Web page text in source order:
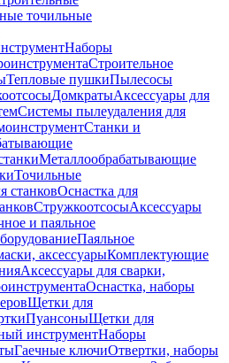
точильные
Наборы
Строительное
Тепловые пушкиПылесосы
ДомкратыАксессуары для
Системы пылеудаления для
Станки и
Металлообрабатывающие
Точильные
станковОснастка для
СтружкоотсосыАксессуары
и паяльное
Паяльное
аксессуарыКомплектующие
Аксессуары для сварки,
Оснастка, наборы
Щетки для
ПуансоныЩетки для
инструментНаборы
Гаечные ключиОтвертки, наборы